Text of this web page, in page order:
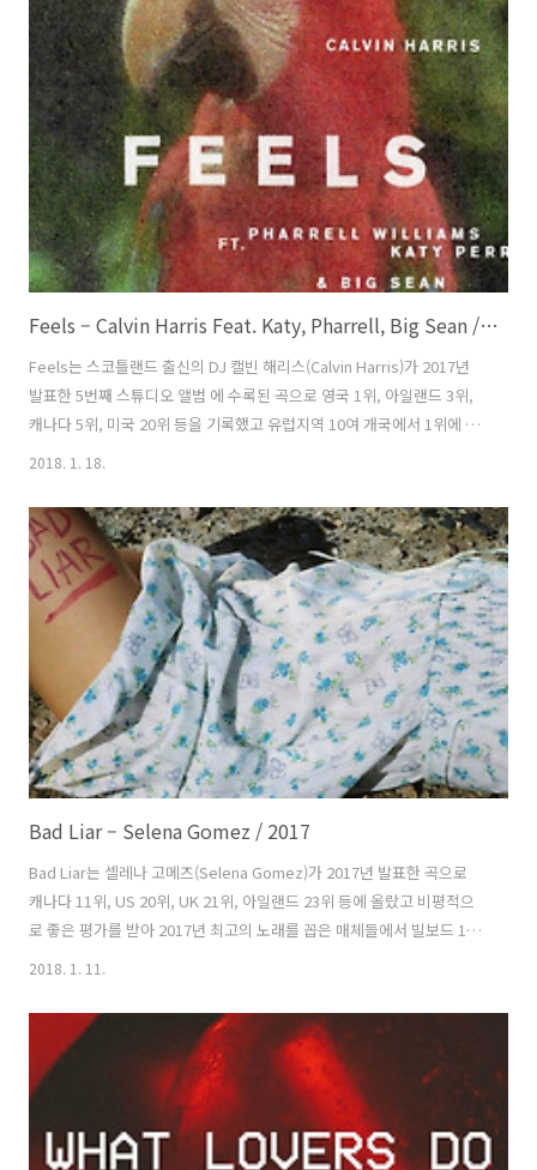
데 정말 행복한 기분으로 쓴 가사예요. 들으면 기분 좋아지는 곡이라 생
각해요"라고 말했고 곡을 발표하면서 자신의 팬클럽에 올린 곡 설명을
요약 정리하면 다음과 같다. “저와 마음, 나의 옛날이야기, 푸르던 등을
함께 작업했던 김제휘씨와, 또 저도 이번 기회로 처음 알게 ..
Feels – Calvin Harris Feat. Katy, Pharrell, Big Sean / 2017
Feels는 스코틀랜드 출신의 DJ 캘빈 해리스(Calvin Harris)가 2017년
발표한 5번째 스튜디오 앨범 에 수록된 곡으로 영국 1위, 아일랜드 3위,
캐나다 5위, 미국 20위 등을 기록했고 유럽지역 10여 개국에서 1위에 올
랐다. 빌보드 평론가들 선정 2017년 최고의 곡 59위를 차지했다. 캘빈 외
Perry), 빅 숀(Big Sean)이 곡 작업에 참여했고 브리태니 해저드
(Brittany Hazzard, Starrah)도 도움을 줘 저작권을 얻었다. 케이티는
캘빈과의 작업에 대해 “우린 간만에 지나다가 만났어요. 캘빈이 노래 하
나가 있는데 좀 봐줘야 할 것 같다고 말했죠. 전 좋다고 했어요. 우린 몇..
2018. 1. 18.
Bad Liar – Selena Gomez / 2017
Bad Liar는 셀레나 고메즈(Selena Gomez)가 2017년 발표한 곡으로
캐나다 11위, US 20위, UK 21위, 아일랜드 23위 등에 올랐고 비평적으
로 좋은 평가를 받아 2017년 최고의 노래를 꼽은 매체들에서 빌보드 1
위, 가디언 4위, 타임 8위, NME 10위, 롤링 스톤 12위 등을 차지했다. 곡
Tranter) 등과 만들었고 이안 커크패트릭(Ian Kirkpatrick)이 프로듀서
를 맡았다. 토킹 헤즈(Talking Heads)의 1977년 곡 Psycho Killer의 베
이스라인을 샘플링 했다. 베이스는 티나 웨이마우스(Tina Weymouth)
가 연주한 것이다. 저스틴은 버라이어티와의 인터뷰에..
2018. 1. 11.